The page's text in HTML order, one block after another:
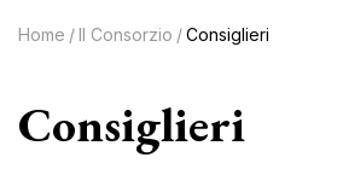
Home / Il Consorzio /Consiglieri
Consiglieri